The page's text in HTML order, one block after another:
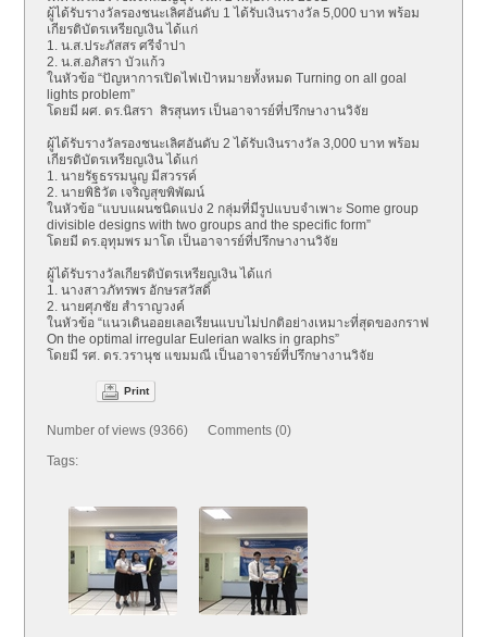
ผู้ได้รับรางวัลรองชนะเลิศอันดับ 1 ได้รับเงินรางวัล 5,000 บาท พร้อม
เกียรติบัตรเหรียญเงิน ได้แก่
1. น.ส.ประภัสสร ศรีจำปา
2. น.ส.อภิสรา บัวแก้ว
ในหัวข้อ “ปัญหาการเปิดไฟเป้าหมายทั้งหมด Turning on all goal
lights problem”
โดยมี ผศ. ดร.นิสรา สิรสุนทร เป็นอาจารย์ที่ปรึกษางานวิจัย
ผู้ได้รับรางวัลรองชนะเลิศอันดับ 2 ได้รับเงินรางวัล 3,000 บาท พร้อม
เกียรติบัตรเหรียญเงิน ได้แก่
1. นายรัฐธรรมนูญ มีสวรรค์
2. นายพิธิวัต เจริญสุขพิพัฒน์
ในหัวข้อ “แบบแผนชนิดแบ่ง 2 กลุ่มที่มีรูปแบบจำเพาะ Some group
divisible designs with two groups and the specific form”
โดยมี ดร.อุทุมพร มาโต เป็นอาจารย์ที่ปรึกษางานวิจัย
ผู้ได้รับรางวัลเกียรติบัตรเหรียญเงิน ได้แก่
1. นางสาวภัทรพร อักษรสวัสดิ์
2. นายศุภชัย สำราญวงค์
ในหัวข้อ “แนวเดินออยเลอเรียนแบบไม่ปกติอย่างเหมาะที่สุดของกราฟ
On the optimal irregular Eulerian walks in graphs”
โดยมี รศ. ดร.วรานุช แขมมณี เป็นอาจารย์ที่ปรึกษางานวิจัย
Print
Number of views (9366) Comments (0)
Tags: